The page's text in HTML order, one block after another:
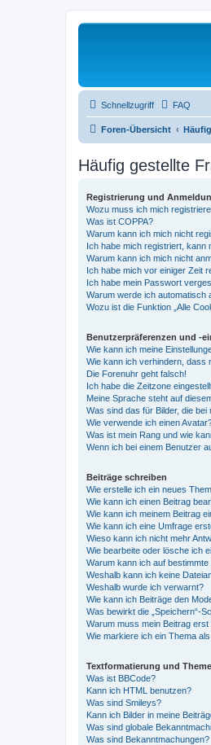
Schnellzugriff FAQ
Foren-Übersicht
Häufig gestellte
Registrierung und
Wozu muss ich mich
Was ist COPPA?
Warum kann ich mich nicht
Ich habe mich registriert, kann
Warum kann ich mich nicht
Ich habe mich vor einiger Zeit
Ich habe mein Passwort
Warum werde ich automatisch
Wozu ist die Funktion „Alle
Benutzerpräferenzen und -
Wie kann ich meine
Wie kann ich verhindern, dass
Die Forenuhr geht falsch!
Ich habe die Zeitzone
Meine Sprache steht auf
Was sind das für Bilder, die
Wie verwende ich einen
Was ist mein Rang und wie
Wenn ich bei einem Benutzer
Beiträge schreiben
Wie erstelle ich ein neues
Wie kann ich einen Beitrag
Wie kann ich meinem Beitrag
Wie kann ich eine Umfrage
Wieso kann ich nicht mehr
Wie bearbeite oder lösche ich
Warum kann ich auf
Weshalb kann ich keine
Weshalb wurde ich verwarnt?
Wie kann ich Beiträge den
Was bewirkt die „Speichern“-
Warum muss mein Beitrag
Wie markiere ich ein Thema
Textformatierung und
Was ist BBCode?
Kann ich HTML benutzen?
Was sind Smileys?
Kann ich Bilder in meine
Was sind globale
Was sind Bekanntmachungen?